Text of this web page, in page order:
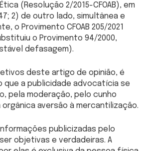
(Resolução 2/2015-CFOAB), em
2) de outro lado, simultânea e
o Provimento CFOAB 205/2021
o Provimento 94/2000,
defasagem).
deste artigo de opinião, é
a publicidade advocatícia se
pela moderação, pelo cunho
aversão à mercantilização.
publicizadas pelo
objetivas e verdadeiras. A